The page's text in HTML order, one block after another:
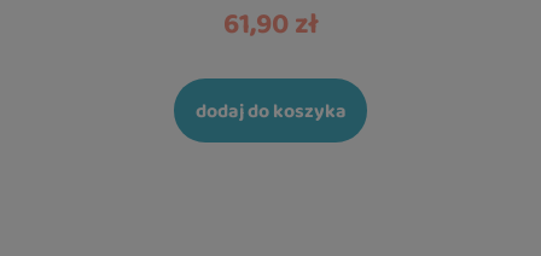
61,90 zł
dodaj do koszyka